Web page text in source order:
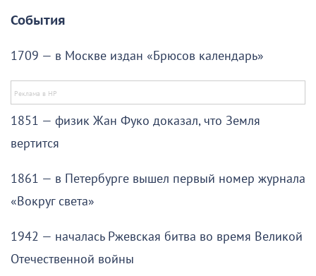
События
1709 — в Москве издан «Брюсов календарь»
1851 — физик Жан Фуко доказал, что Земля
вертится
1861 — в Петербурге вышел первый номер журнала
«Вокруг света»
1942 — началась Ржевская битва во время Великой
Отечественной войны